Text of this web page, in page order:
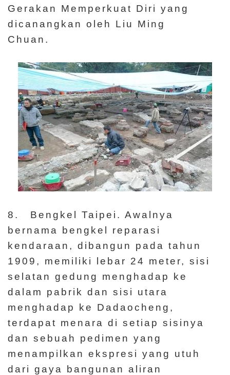
Gerakan Memperkuat Diri yang
dicanangkan oleh Liu Ming
Chuan.
8. Bengkel Taipei. Awalnya
bernama bengkel reparasi
kendaraan, dibangun pada tahun
1909, memiliki lebar 24 meter, sisi
selatan gedung menghadap ke
dalam pabrik dan sisi utara
menghadap ke Dadaocheng,
terdapat menara di setiap sisinya
dan sebuah pedimen yang
menampilkan ekspresi yang utuh
dari gaya bangunan aliran